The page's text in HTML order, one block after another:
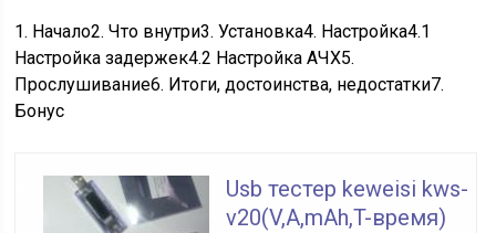
1. Начало2. Что внутри3. Установка4. Настройка4.1
Настройка задержек4.2 Настройка АЧХ5.
Прослушивание6. Итоги, достоинства, недостатки7.
Бонус
Usb тестер keweisi kws-
v20(V,A,mAh,T-время)